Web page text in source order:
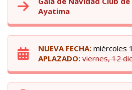
Ayatima
NUEVA FECHA: miércoles
APLAZADO: viernes, 12